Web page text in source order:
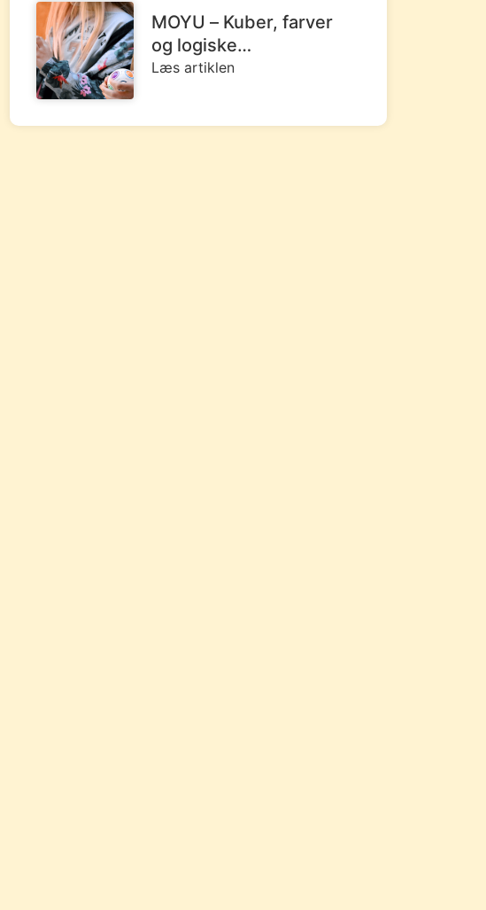
MOYU – Kuber, farver
og logiske
udfordringer
Læs artiklen